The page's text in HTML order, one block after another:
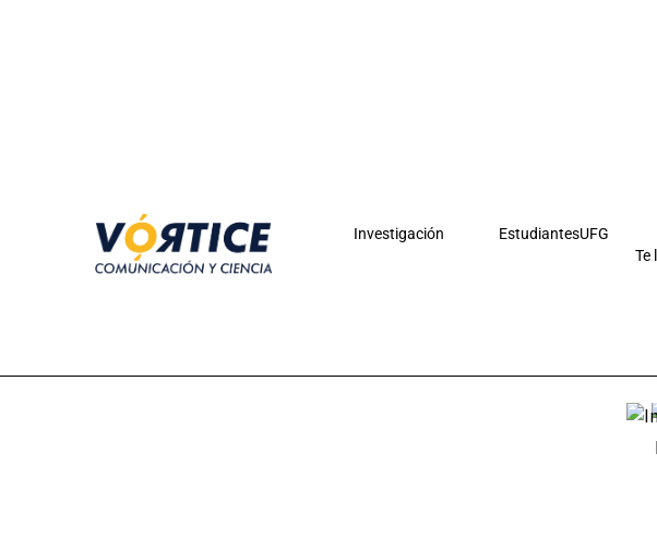
Investigación EstudiantesUFG
Te